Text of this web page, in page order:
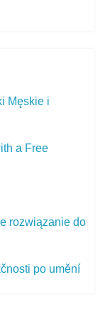
Męskie i
a Free
rozwiązanie do
po umění